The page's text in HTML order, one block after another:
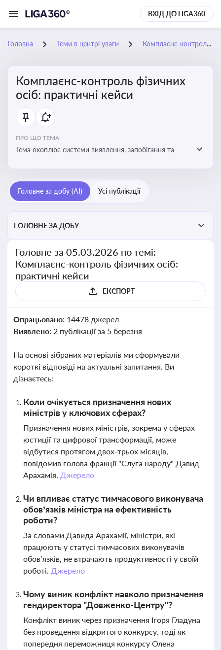
ВХІД ДО LIGA360
Головна Теми в центрі уваги Комплаєнс-контроль фізичних осіб: практичні кейси
Комплаєнс-контроль фізичних
осіб: практичні кейси
ПРО ЩО ТЕМА:
Тема охоплює системи виявлення, запобігання та
Головне за добу (AI) Усі публікації
ГОЛОВНЕ ЗА ДОБУ
Головне за 05.03.2026 по темі:
Комплаєнс-контроль фізичних осіб:
практичні кейси
ЕКСПОРТ
Опрацьовано: 14478 джерел
Виявлено: 2 публікації за 5 березня
На основі зібраних матеріалів ми сформували
короткі відповіді на актуальні запитання. Ви
дізнаєтесь:
Коли очікується призначення нових
міністрів у ключових сферах?
Призначення нових міністрів, зокрема у сферах
юстиції та цифрової трансформації, може
відбутися протягом двох-трьох місяців,
повідомив голова фракції "Слуга народу" Давид
Арахамія. Джерело
Чи впливає статус тимчасового виконувача
обов’язків міністра на ефективність
роботи?
За словами Давида Арахамії, міністри, які
працюють у статусі тимчасових виконувачів
обов’язків, не втрачають продуктивності у своїй
роботі. Джерело
Чому виник конфлікт навколо призначення
гендиректора "Довженко-Центру"?
Конфлікт виник через призначення Ігоря Гладуна
без проведення відкритого конкурсу, тоді як
попередня переможниця конкурсу Олена